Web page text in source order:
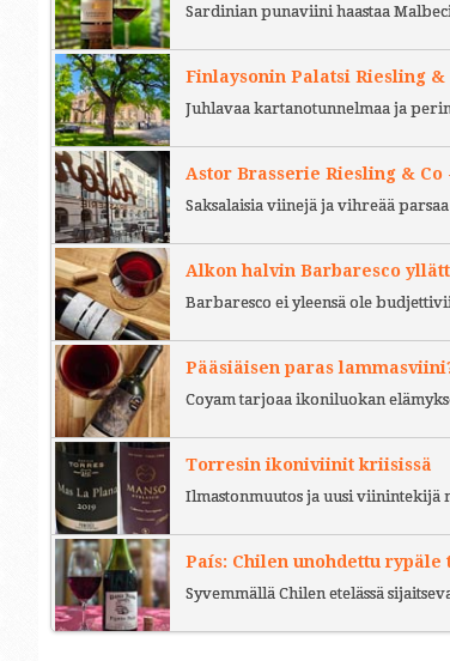
Sardinian punaviini haastaa
Finlaysonin Palatsi Riesling
Juhlavaa kartanotunnelmaa ja
Astor Brasserie Riesling &
Saksalaisia viinejä ja vihreää
Alkon halvin Barbaresco
Barbaresco ei yleensä ole
Pääsiäisen paras
Coyam tarjoaa ikoniluokan
Torresin ikoniviinit kriisissä
Ilmastonmuutos ja uusi viinintekijä
País: Chilen unohdettu rypäle
Syvemmällä Chilen etelässä